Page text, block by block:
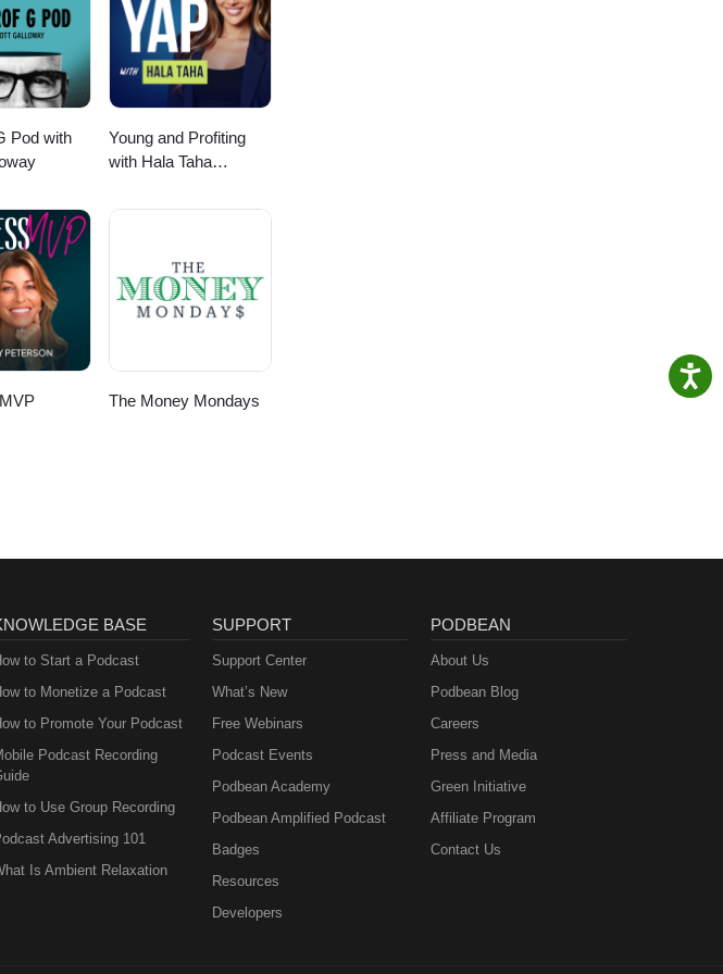
fuerza transformadora que puede
tu donación ingresando a:
Pod with
Young and Profiting
with Hala Taha
Sales, Marketing)
The Money Mondays
BASE
to Start a Podcast
to Monetize a Podcast
to Promote Your Podcast
Podcast Recording
to Use Group Recording
Advertising 101
Is Ambient Relaxation
SUPPORT
Support Center
What’s New
Free Webinars
Podcast Events
Podbean Academy
Podbean Amplified Podcast
Badges
Resources
Developers
PODBEAN
About Us
Podbean Blog
Careers
Press and Media
Green Initiative
Affiliate Program
Contact Us